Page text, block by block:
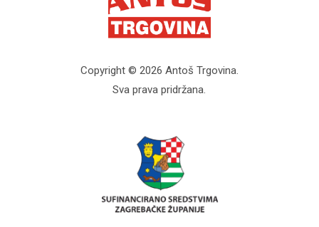
Copyright © 2026 Antoš Trgovina.
Sva prava pridržana.